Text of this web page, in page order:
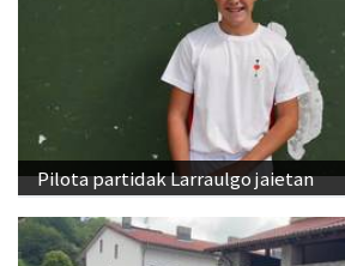
Pilota partidak Larraulgo jaietan